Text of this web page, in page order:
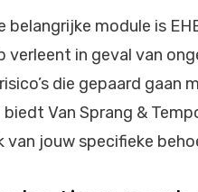
belangrijke module is
verleent in geval van
die gepaard
biedt Van Sprang &
van jouw specifieke